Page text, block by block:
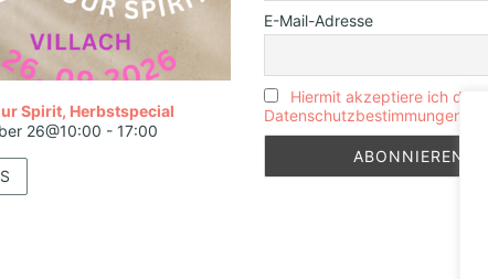
Spirit, Herbstspecial
26@10:00 - 17:00
E-Mail-Adresse
Hiermit akzeptiere ich die
Datenschutzbestimmungen